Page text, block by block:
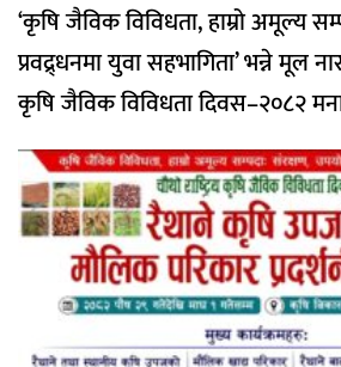
‘कृषि जैविक विविधता, हाम्रो अमूल्य
प्रवद्र्धनमा युवा सहभागिता’ भन्ने मूल
कृषि जैविक विविधता दिवस–२०८२